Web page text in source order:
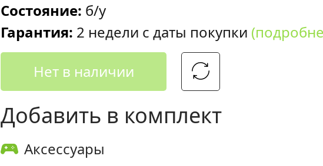
Состояние: б/у
Гарантия: 2 недели с даты покупки
Нет в наличии
Добавить в комплект
Аксессуары